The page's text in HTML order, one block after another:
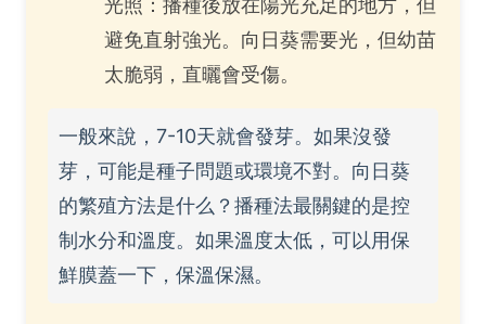
光照：播種後放在陽光充足的地方，但
避免直射強光。向日葵需要光，但幼苗
太脆弱，直曬會受傷。
一般來說，7-10天就會發芽。如果沒發
芽，可能是種子問題或環境不對。向日葵
的繁殖方法是什么？播種法最關鍵的是控
制水分和溫度。如果溫度太低，可以用保
鮮膜蓋一下，保溫保濕。